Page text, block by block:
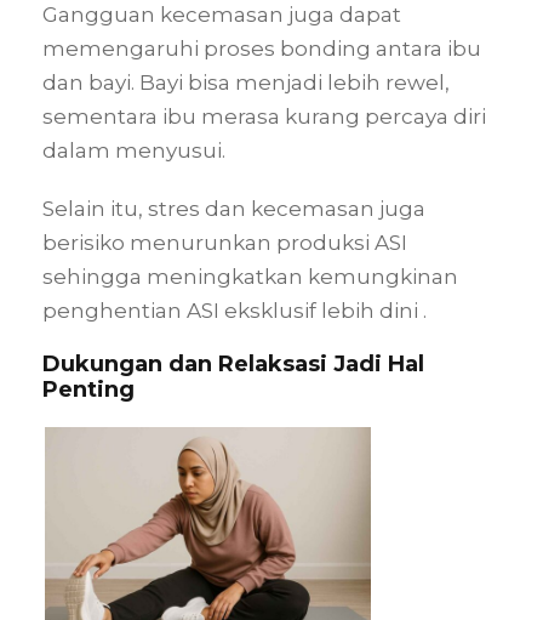
Gangguan kecemasan juga dapat
memengaruhi proses bonding antara ibu
dan bayi. Bayi bisa menjadi lebih rewel,
sementara ibu merasa kurang percaya diri
dalam menyusui.
Selain itu, stres dan kecemasan juga
berisiko menurunkan produksi ASI
sehingga meningkatkan kemungkinan
penghentian ASI eksklusif lebih dini .
Dukungan dan Relaksasi Jadi Hal
Penting